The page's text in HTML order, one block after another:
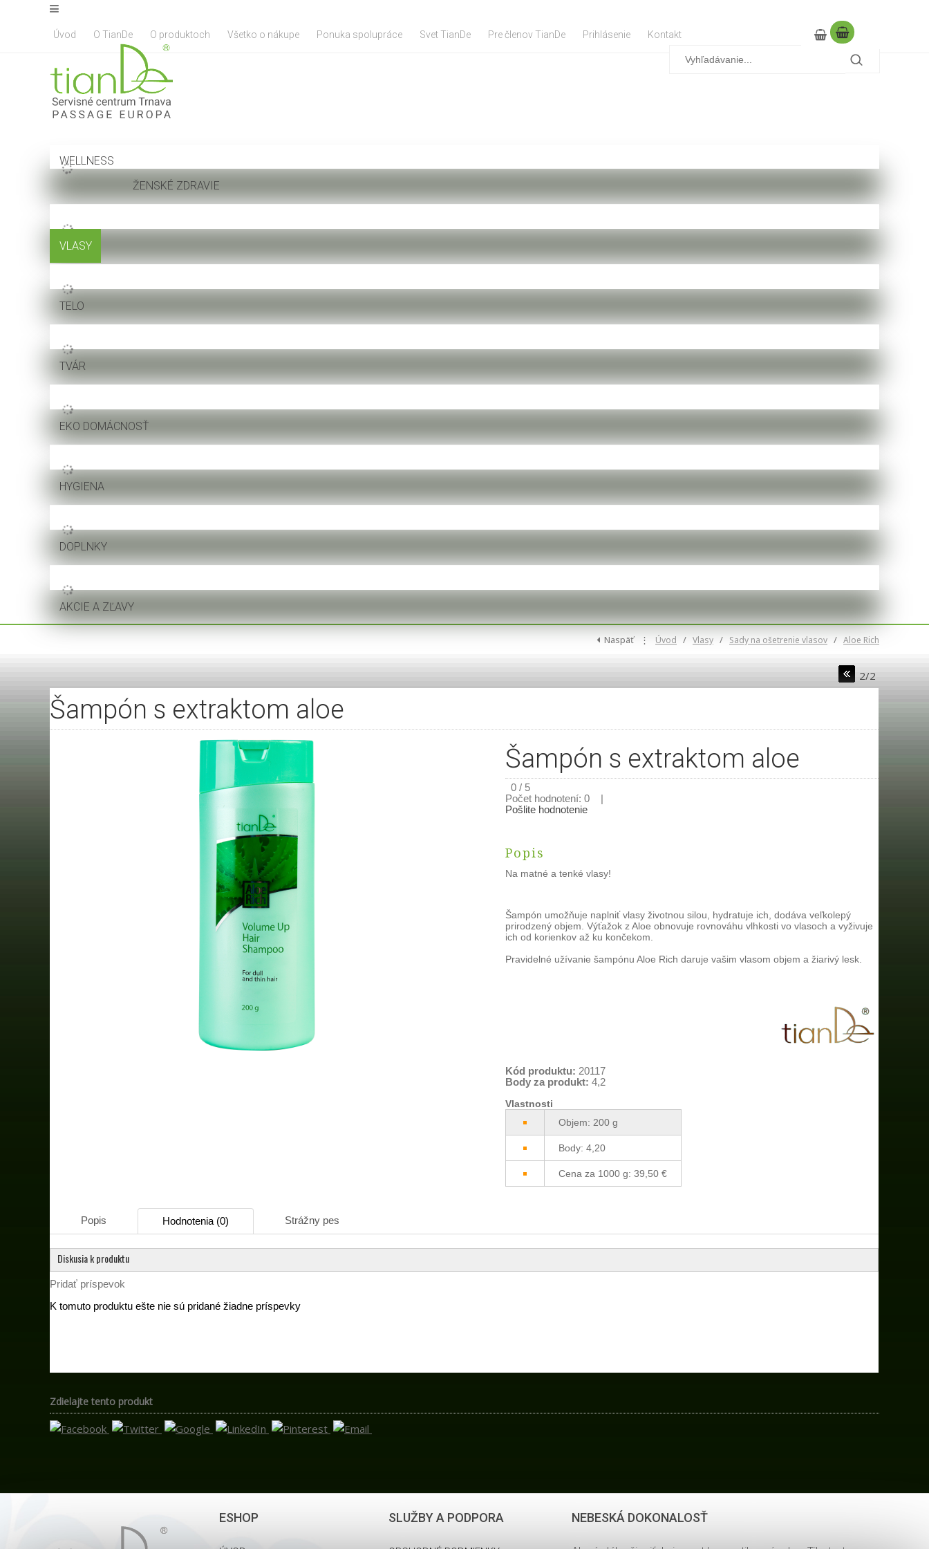
Úvod O TianDe O produktoch Všetko o nákupe Ponuka spolupráce Svet TianDe Pre členov TianDe Prihlásenie Kontakt
WELLNESS
ŽENSKÉ ZDRAVIE
VLASY
TELO
TVÁR
EKO DOMÁCNOSŤ
HYGIENA
DOPLNKY
AKCIE A ZĽAVY
Naspäť ⋮ Úvod / Vlasy / Sady na ošetrenie vlasov / Aloe Rich
2/2
Šampón s extraktom aloe
Šampón s extraktom aloe
0 / 5
Počet hodnotení: 0 |
Pošlite hodnotenie
Popis
Na matné a tenké vlasy!
Šampón umožňuje naplniť vlasy životnou silou, hydratuje ich, dodáva veľkolepý
prirodzený objem. Výťažok z Aloe obnovuje rovnováhu vlhkosti vo vlasoch a vyživuje
ich od korienkov až ku končekom.
Pravidelné užívanie šampónu Aloe Rich daruje vašim vlasom objem a žiarivý lesk.
Kód produktu: 20117
Body za produkt: 4,2
Vlastnosti
Objem: 200 g
Body: 4,20
Cena za 1000 g: 39,50 €
Popis Hodnotenia (0) Strážny pes
Diskusia k produktu
Pridať príspevok
K tomuto produktu ešte nie sú pridané žiadne príspevky
Zdielajte tento produkt
ESHOP SLUŽBY A PODPORA NEBESKÁ DOKONALOSŤ